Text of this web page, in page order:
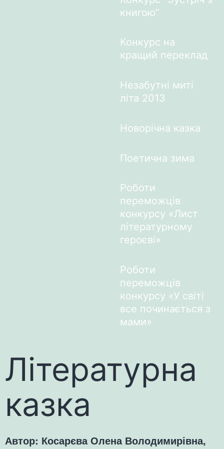
книгою”
Конкурс на
кращий переклад
Незабутні миті
літа 2013
Новорічна казка
Поетична зима
Роботи
переможців
конкурсу «Лист
літературному
героєві»
Роботи
переможців
конкурсу «У світі
все починається з
мами»
Літературна
казка
Автор: Косарєва Олена Володимирівна,